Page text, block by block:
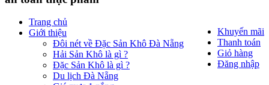
Khuyến mãi
Thanh toán
Giỏ hàng
Đăng nhập
Trang chủ
Giới thiệu
Đôi nét về Đặc Sản Khô Đà Nẵng
Hải Sản Khô là gì ?
Đặc Sản Khô là gì ?
Du lịch Đà Nẵng